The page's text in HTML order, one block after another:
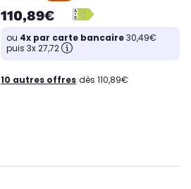
110,89€
ou 4x par carte bancaire30,49€
puis 3x 27,72
10 autres offres dès 110,89€